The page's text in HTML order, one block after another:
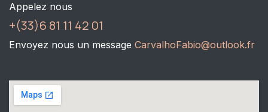
Appelez nous
+(33)6 81 11 42 01
Envoyez nous un message CarvalhoFabio@outlook.fr